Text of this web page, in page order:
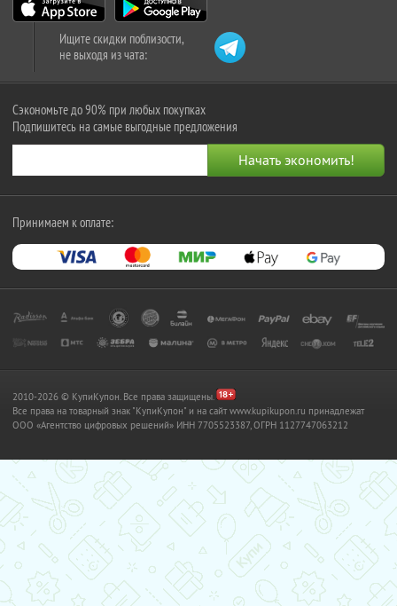
Ищите скидки поблизости,
не выходя из чата:
Сэкономьте до 90% при любых покупках
Подпишитесь на самые выгодные предложения
Принимаем к оплате:
2010-2026 © КупиКупон. Все права защищены.
Все права на товарный знак "КупиКупон" и на сайт www.kupikupon.ru принадлежат
OOO «Агентство цифровых решений» ИНН 7705523387, ОГРН 1127747063212